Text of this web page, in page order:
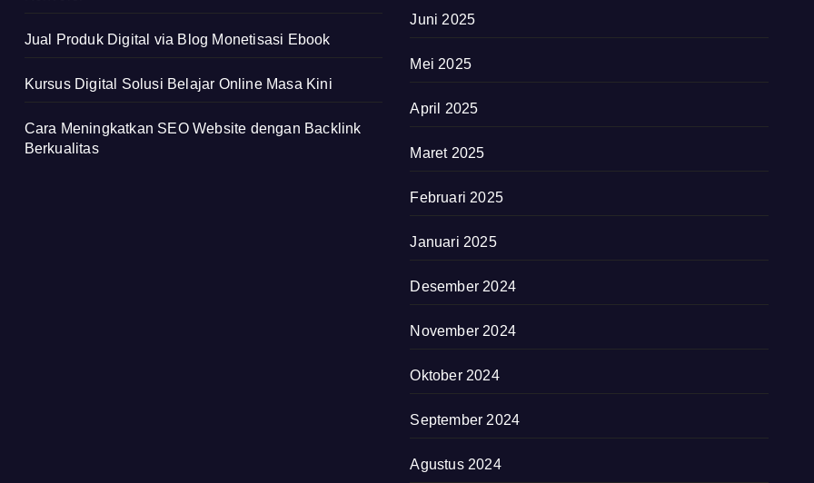
Jual Produk Digital via Blog Monetisasi Ebook
Kursus Digital Solusi Belajar Online Masa Kini
Cara Meningkatkan SEO Website dengan Backlink
Berkualitas
Juni 2025
Mei 2025
April 2025
Maret 2025
Februari 2025
Januari 2025
Desember 2024
November 2024
Oktober 2024
September 2024
Agustus 2024